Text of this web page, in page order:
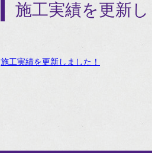
施工実績を更新
施工実績を更新しました！